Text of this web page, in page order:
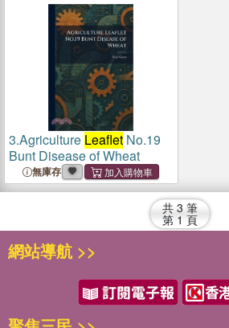
3.Agriculture Leaflet No.19
Bunt Disease of Wheat
無庫存
共 3 筆
第 1 頁
網站導航 >>